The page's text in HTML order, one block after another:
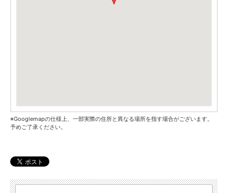
※Googlemapの仕様上、一部実際の住所と異なる場所を指す場合がございます。
予めご了承ください。